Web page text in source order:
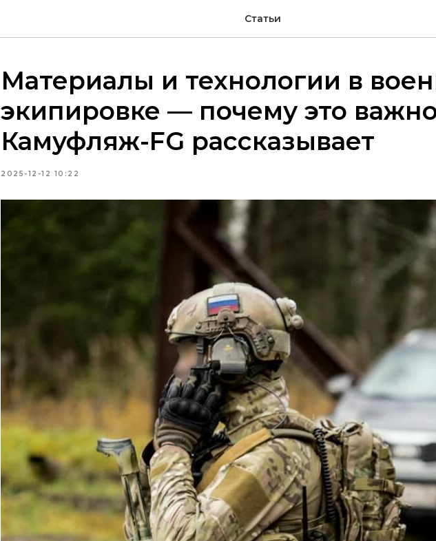
Статьи
Материалы и технологии в
экипировке — почему это
Камуфляж-FG рассказывает
2025-12-12 10:22